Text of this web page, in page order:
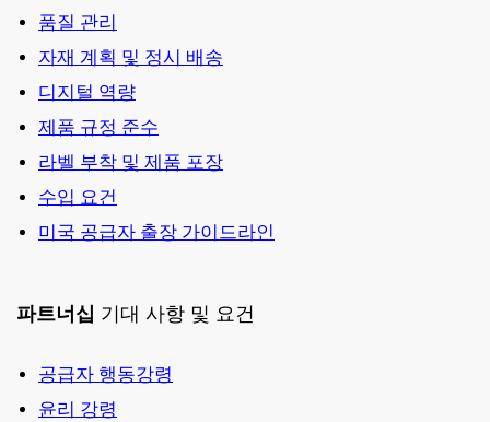
품질 관리
자재 계획 및 정시 배송
디지털 역량
제품 규정 준수
라벨 부착 및 제품 포장
수입 요건
미국 공급자 출장 가이드라인
파트너십 기대 사항 및 요건
공급자 행동강령
윤리 강령